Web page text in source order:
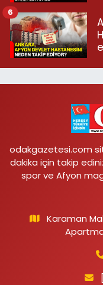
6
odakgazetesi.com
dakika için takip
spor ve Afyon
Karaman